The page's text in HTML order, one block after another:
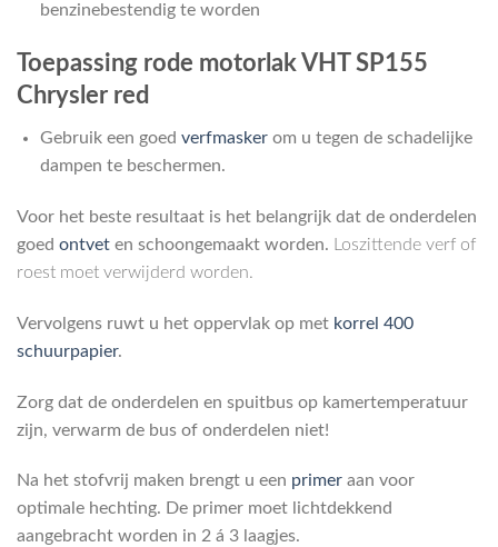
benzinebestendig te worden
Toepassing rode motorlak VHT SP155
Chrysler red
Gebruik een goed verfmaskerom u tegen de schadelijke
dampen te beschermen.
Voor het beste resultaat is het belangrijk dat de onderdelen
goed ontvet en schoongemaakt worden.
Loszittende verf of
roest moet verwijderd worden.
Vervolgens ruwt u het oppervlak op met korrel 400
schuurpapier.
Zorg dat de onderdelen en spuitbus op kamertemperatuur
zijn, verwarm de bus of onderdelen niet!
Na het stofvrij maken brengt u een primer aan voor
optimale hechting. De primer moet lichtdekkend
aangebracht worden in 2 á 3 laagjes.